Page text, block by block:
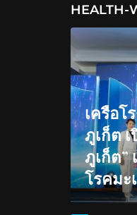
HEALTH-
เครือโ
ภูเก็ต
ภูเก็ต”
โรคมะ